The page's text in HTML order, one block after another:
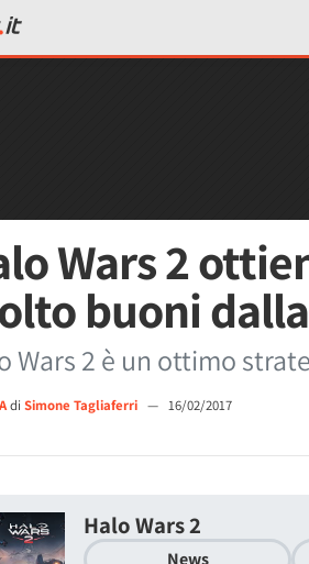
Wars 2
buoni
Wars 2 è un ottimo
di Simone Tagliaferri — 16/02/2017
Halo Wars 2
News